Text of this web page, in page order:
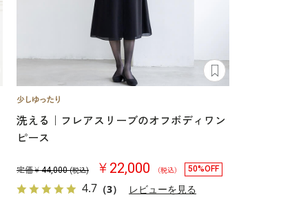
洗える｜フレアスリーブのオフボディワン
ピース
定価￥44,000 (税込) ￥22,000 （税込） 50%OFF
4.7（3） レビューを見る